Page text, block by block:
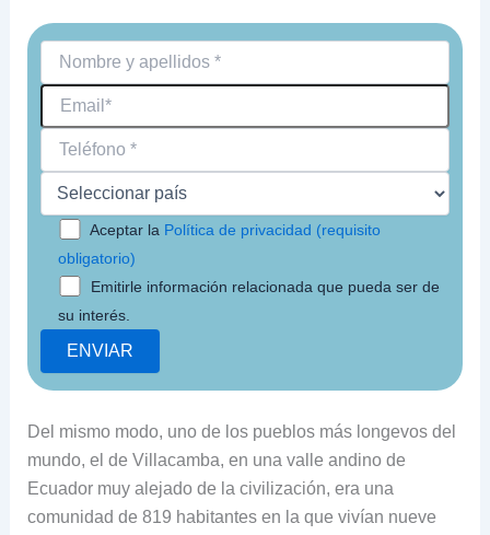
Aceptar la Política de privacidad (requisito
obligatorio)
Emitirle información relacionada que pueda ser de
su interés.
Del mismo modo, uno de los pueblos más longevos del
mundo, el de Villacamba, en una valle andino de
Ecuador muy alejado de la civilización, era una
comunidad de 819 habitantes en la que vivían nueve